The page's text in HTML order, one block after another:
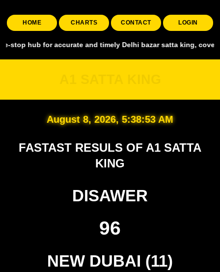
HOME CHARTS CONTACT LOGIN
for accurate and timely Delhi bazar satta king, covering all
August 8, 2026, 5:38:54 AM
FASTAST RESULS OF A1 SATTA
KING
DISAWER
96
NEW DUBAI (11)